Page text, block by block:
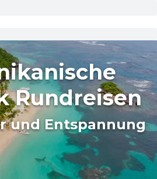
Rundreisen
und Entspannung